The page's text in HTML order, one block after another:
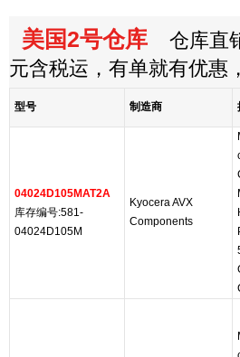
美国2号仓库 仓库直
元含税运，有单就有优惠
型号 制造商
04024D105MAT2A
库存编号:581-
04024D105M
Kyocera AVX
Components